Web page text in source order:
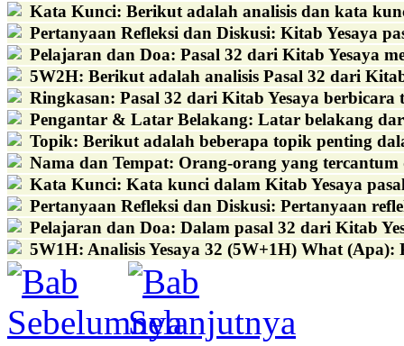
Kata Kunci: Berikut adalah analisis dan kata
Pertanyaan Refleksi dan Diskusi: Kitab Yesaya
Pelajaran dan Doa: Pasal 32 dari Kitab Yesaya
5W2H: Berikut adalah analisis Pasal 32 dari
Ringkasan: Pasal 32 dari Kitab Yesaya
Pengantar & Latar Belakang: Latar belakang
Topik: Berikut adalah beberapa topik penting
Nama dan Tempat: Orang-orang yang tercantum
Kata Kunci: Kata kunci dalam Kitab Yesaya
Pertanyaan Refleksi dan Diskusi: Pertanyaan
Pelajaran dan Doa: Dalam pasal 32 dari Kitab
5W1H: Analisis Yesaya 32 (5W+1H) What